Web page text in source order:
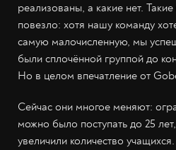
реализованы, а какие нет.
повезло: хотя нашу команду
самую малочисленную, мы
были сплочённой группой до
Но в целом впечатление от
Сейчас они многое меняют:
можно было поступать до 25
увеличили количество